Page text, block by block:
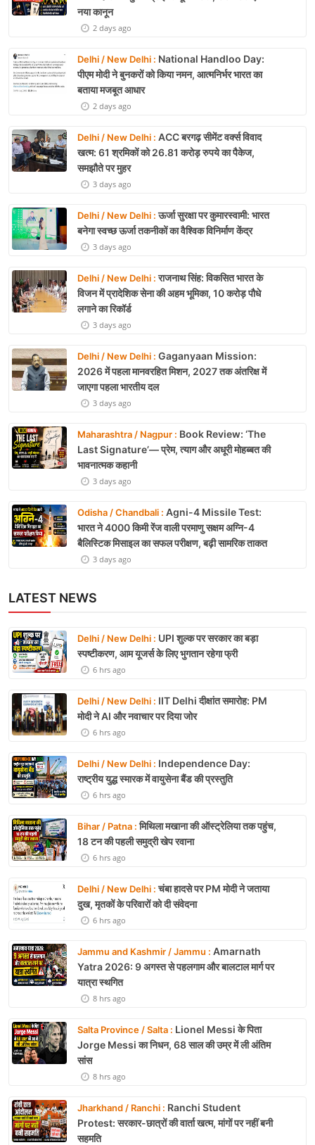
नया कानून
2 days ago
Delhi / New Delhi : National Handloo Day:
पीएम मोदी ने बुनकरों को किया नमन, आत्मनिर्भर भारत का
बताया मजबूत आधार
2 days ago
Delhi / New Delhi : ACC बरगढ़ सीमेंट वर्क्स विवाद
खत्म: 61 श्रमिकों को 26.81 करोड़ रुपये का पैकेज,
समझौते पर मुहर
3 days ago
Delhi / New Delhi :ऊर्जा सुरक्षा पर कुमारस्वामी: भारत
बनेगा स्वच्छ ऊर्जा तकनीकों का वैश्विक विनिर्माण केंद्र
3 days ago
Delhi / New Delhi :राजनाथ सिंह: विकसित भारत के
विजन में प्रादेशिक सेना की अहम भूमिका, 10 करोड़ पौधे
लगाने का रिकॉर्ड
3 days ago
Delhi / New Delhi : Gaganyaan Mission:
2026 में पहला मानवरहित मिशन, 2027 तक अंतरिक्ष में
जाएगा पहला भारतीय दल
3 days ago
Maharashtra / Nagpur : Book Review: ‘The
Last Signature’— प्रेम, त्याग और अधूरी मोहब्बत की
भावनात्मक कहानी
3 days ago
Odisha / Chandbali : Agni-4 Missile Test:
भारत ने 4000 किमी रेंज वाली परमाणु सक्षम अग्नि-4
बैलिस्टिक मिसाइल का सफल परीक्षण, बढ़ी सामरिक ताकत
3 days ago
LATEST NEWS
Delhi / New Delhi : UPI शुल्क पर सरकार का बड़ा
स्पष्टीकरण, आम यूजर्स के लिए भुगतान रहेगा फ्री
6 hrs ago
Delhi / New Delhi : IIT Delhi दीक्षांत समारोह: PM
मोदी ने AI और नवाचार पर दिया जोर
6 hrs ago
Delhi / New Delhi : Independence Day:
राष्ट्रीय युद्ध स्मारक में वायुसेना बैंड की प्रस्तुति
6 hrs ago
Bihar / Patna :मिथिला मखाना की ऑस्ट्रेलिया तक पहुंच,
18 टन की पहली समुद्री खेप रवाना
6 hrs ago
Delhi / New Delhi :चंबा हादसे पर PM मोदी ने जताया
दुख, मृतकों के परिवारों को दी संवेदना
6 hrs ago
Jammu and Kashmir / Jammu : Amarnath
Yatra 2026: 9 अगस्त से पहलगाम और बालटाल मार्ग पर
यात्रा स्थगित
8 hrs ago
Salta Province / Salta : Lionel Messi के पिता
Jorge Messi का निधन, 68 साल की उम्र में ली अंतिम
सांस
8 hrs ago
Jharkhand / Ranchi : Ranchi Student
Protest: सरकार-छात्रों की वार्ता खत्म, मांगों पर नहीं बनी
सहमति